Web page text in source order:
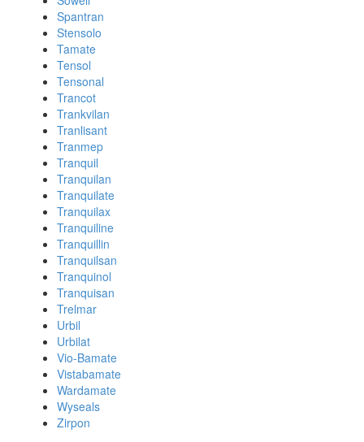
Spantran
Stensolo
Tamate
Tensol
Tensonal
Trancot
Trankvilan
Tranlisant
Tranmep
Tranquil
Tranquilan
Tranquilate
Tranquilax
Tranquiline
Tranquillin
Tranquilsan
Tranquinol
Tranquisan
Trelmar
Urbil
Urbilat
Vio-Bamate
Vistabamate
Wardamate
Wyseals
Zirpon